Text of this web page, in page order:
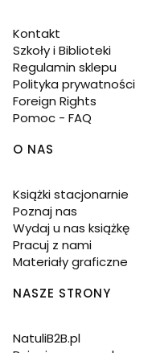
Kontakt
Szkoły i Biblioteki
Regulamin sklepu
Polityka prywatności
Foreign Rights
Pomoc - FAQ
O NAS
Książki stacjonarnie
Poznaj nas
Wydaj u nas książkę
Pracuj z nami
Materiały graficzne
NASZE STRONY
NatuliB2B.pl